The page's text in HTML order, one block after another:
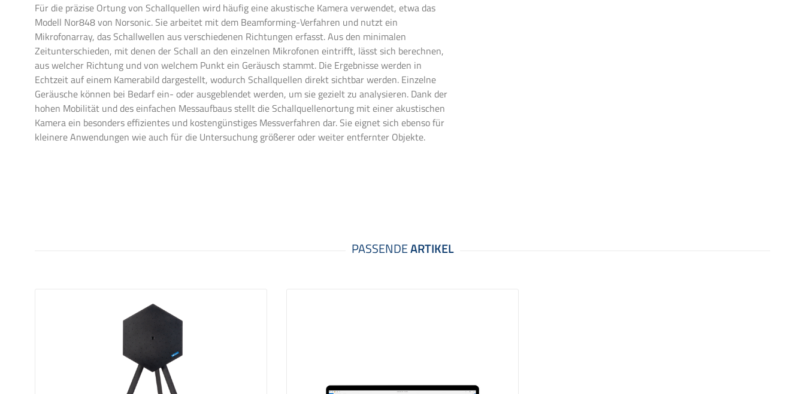
Für die präzise Ortung von Schallquellen wird häufig eine akustische Kamera verwendet, etwa das
Modell Nor848 von Norsonic. Sie arbeitet mit dem Beamforming-Verfahren und nutzt ein
Mikrofonarray, das Schallwellen aus verschiedenen Richtungen erfasst. Aus den minimalen
Zeitunterschieden, mit denen der Schall an den einzelnen Mikrofonen eintrifft, lässt sich berechnen,
aus welcher Richtung und von welchem Punkt ein Geräusch stammt. Die Ergebnisse werden in
Echtzeit auf einem Kamerabild dargestellt, wodurch Schallquellen direkt sichtbar werden. Einzelne
Geräusche können bei Bedarf ein- oder ausgeblendet werden, um sie gezielt zu analysieren. Dank der
hohen Mobilität und des einfachen Messaufbaus stellt die Schallquellenortung mit einer akustischen
Kamera ein besonders effizientes und kostengünstiges Messverfahren dar. Sie eignet sich ebenso für
kleinere Anwendungen wie auch für die Untersuchung größerer oder weiter entfernter Objekte.